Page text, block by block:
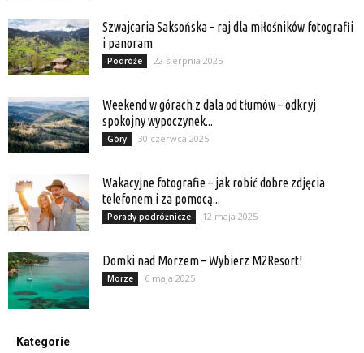
Szwajcaria Saksońska – raj dla miłośników fotografii
i panoram
Podróże 22 sierpnia 2025
Weekend w górach z dala od tłumów – odkryj
spokojny wypoczynek...
Góry 30 czerwca 2025
Wakacyjne fotografie – jak robić dobre zdjęcia
telefonem i za pomocą...
Porady podróżnicze 12 maja 2025
Domki nad Morzem – Wybierz M2Resort!
Morze 6 maja 2025
Kategorie